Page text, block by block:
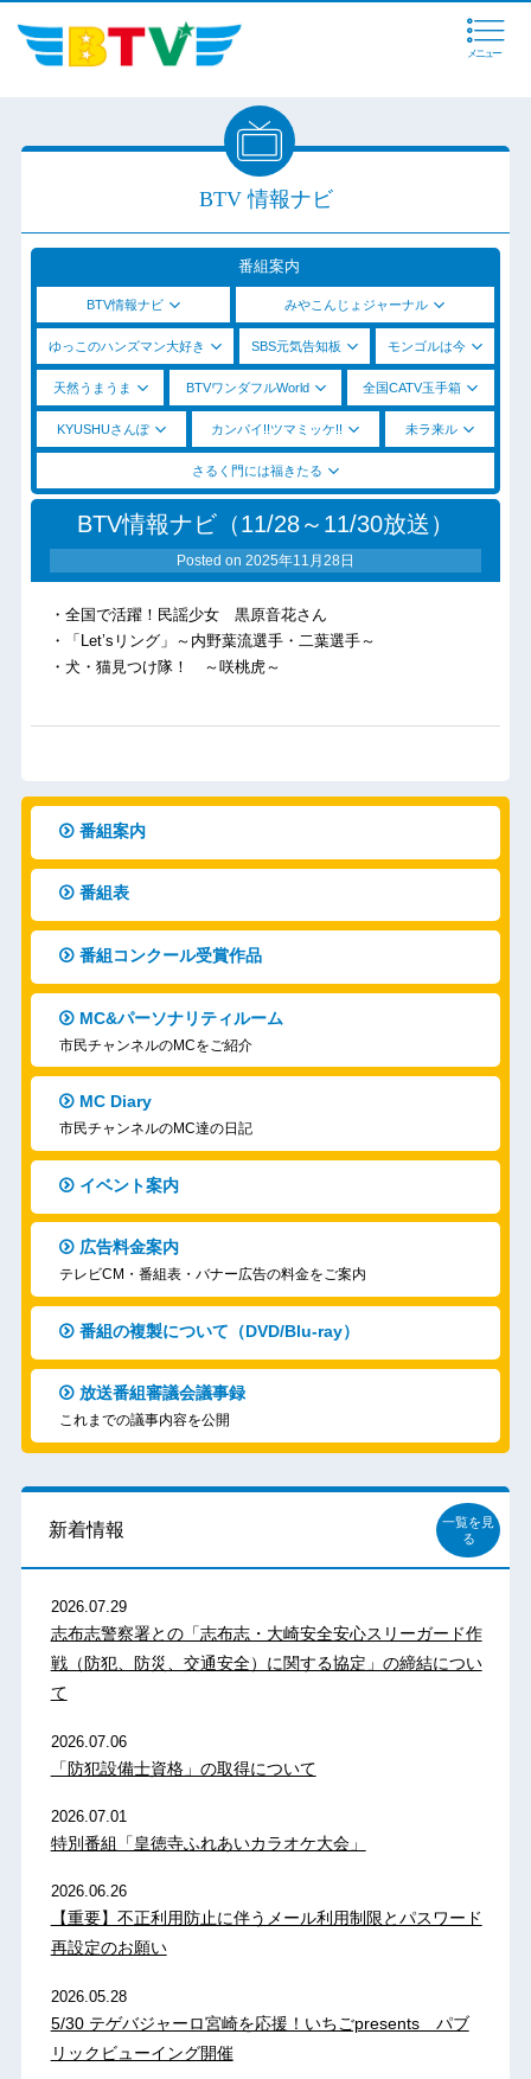
メニュー
BTV 情報ナビ
番組案内
BTV情報ナビ みやこんじょジャーナル
ゆっこのハンズマン大好き SBS元気告知板 モンゴルは今
天然うまうま BTVワンダフルWorld 全国CATV玉手箱
KYUSHUさんぽ カンパイ!!ツマミッケ!! 未ラ来ル
さるく門には福きたる
BTV情報ナビ（11/28～11/30放送）
Posted on 2025年11月28日
・全国で活躍！民謡少女 黒原音花さん
・「Let’sリング」～内野葉流選手・二葉選手～
・犬・猫見つけ隊！ ～咲桃虎～
番組案内
番組表
番組コンクール受賞作品
MC&パーソナリティルーム
市民チャンネルのMCをご紹介
MC Diary
市民チャンネルのMC達の日記
イベント案内
広告料金案内
テレビCM・番組表・バナー広告の料金をご案内
番組の複製について（DVD/Blu-ray）
放送番組審議会議事録
これまでの議事内容を公開
新着情報
一覧を見
る
2026.07.29
志布志警察署との「志布志・大崎安全安心スリーガード作
戦（防犯、防災、交通安全）に関する協定」の締結につい
て
2026.07.06
「防犯設備士資格」の取得について
2026.07.01
特別番組「皇徳寺ふれあいカラオケ大会」
2026.06.26
【重要】不正利用防止に伴うメール利用制限とパスワード
再設定のお願い
2026.05.28
5/30 テゲバジャーロ宮崎を応援！いちごpresents パブ
リックビューイング開催